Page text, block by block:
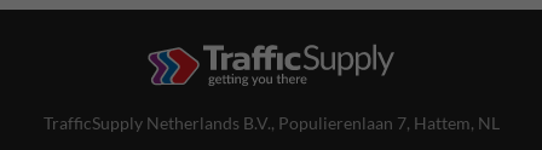
TrafficSupply Netherlands B.V., Populierenlaan 7, Hattem, NL